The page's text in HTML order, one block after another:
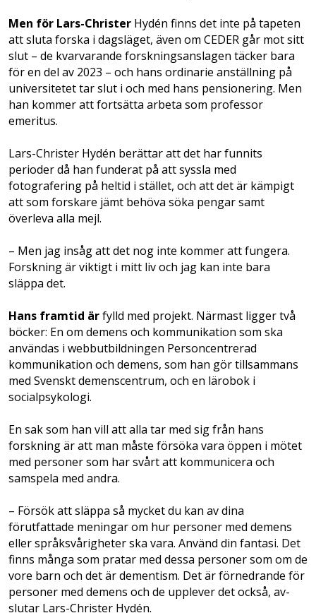
Men för Lars-Christer Hydén finns det inte på tapeten
att sluta forska i dagsläget, även om CEDER går mot sitt
slut – de kvarvarande forskningsanslagen täcker bara
för en del av 2023 – och hans ordinarie anställning på
universitetet tar slut i och med hans pensionering. Men
han kommer att fortsätta arbeta som professor
emeritus.
Lars-Christer Hydén berättar att det har funnits
perioder då han funderat på att syssla med
fotografering på heltid i stället, och att det är kämpigt
att som forskare jämt behöva söka pengar samt
överleva alla mejl.
– Men jag insåg att det nog inte kommer att fungera.
Forskning är viktigt i mitt liv och jag kan inte bara
släppa det.
Hans framtid ärfylld med projekt. Närmast ligger två
böcker: En om demens och kommunikation som ska
användas i webbutbildningen Personcentrerad
kommunikation och demens, som han gör tillsammans
med Svenskt demens­centrum, och en lärobok i
socialpsykologi.
En sak som han vill att alla tar med sig från hans
forskning är att man måste försöka vara öppen i mötet
med personer som har svårt att kommunicera och
samspela med andra.
– Försök att släppa så mycket du kan av dina
förutfattade meningar om hur personer med demens
eller språksvårigheter ska vara. Använd din fantasi. Det
finns många som pratar med dessa personer som om de
vore barn och det är dementism. Det är förnedrande för
personer med demens och de upplever det också, av­
slutar Lars-Christer Hydén.